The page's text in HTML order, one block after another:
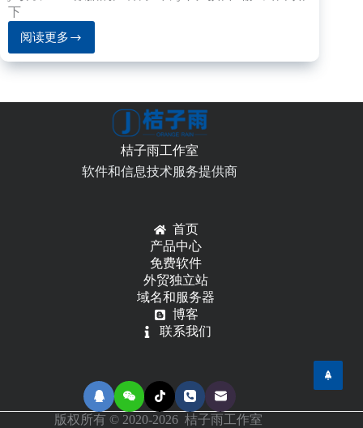
下
阅读更多
js
读
数
桔子雨工作室
软件和信息技术服务提供商
首页
产品中心
免费软件
外贸独立站
域名和服务器
博客
联系我们
版权所有 © 2020-2026 桔子雨工作室